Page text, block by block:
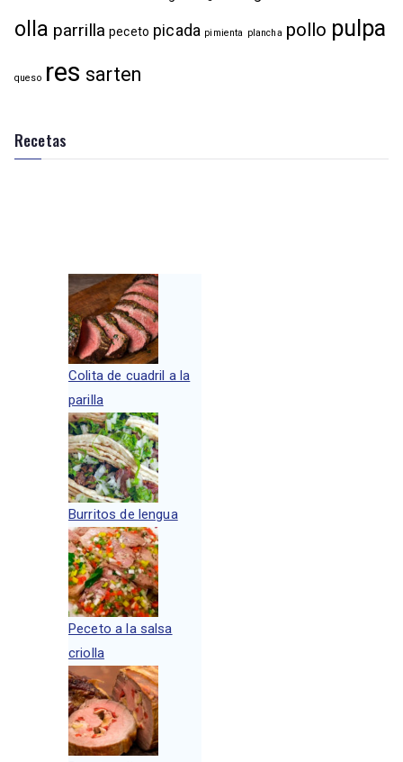
olla parrilla peceto picada pimienta plancha pollo pulpa
queso res sarten
Recetas
Colita de cuadril a la
parilla
Burritos de lengua
Peceto a la salsa
criolla